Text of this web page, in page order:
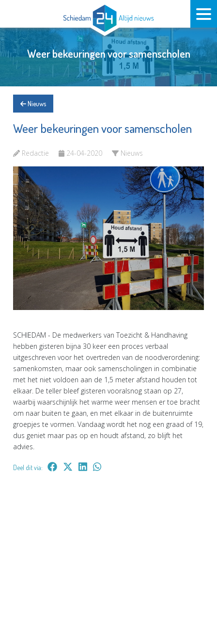
Weer bekeuringen voor samenscholen
Nieuws
Weer bekeuringen voor samenscholen
Redactie 24-04-2020 Nieuws
SCHIEDAM - De medwerkers van Toezicht & Handhaving
hebben gisteren bijna 30 keer een proces verbaal
uitgeschreven voor het overtreden van de noodverordening:
samenkomsten, maar ook samenscholingen in combinatie
met het niet voldoen aan de 1,5 meter afstand houden tot
elkaar. De teller bleef gisteren vooralsnog staan op 27,
waarbij waarschijnlijk het warme weer mensen er toe bracht
om naar buiten te gaan, en met elkaar in de buitenruimte
groepjes te vormen. Vandaag wordt het nog een graad of 19,
dus geniet maar pas op en houdt afstand, zo blijft het
advies.
Deel dit via: